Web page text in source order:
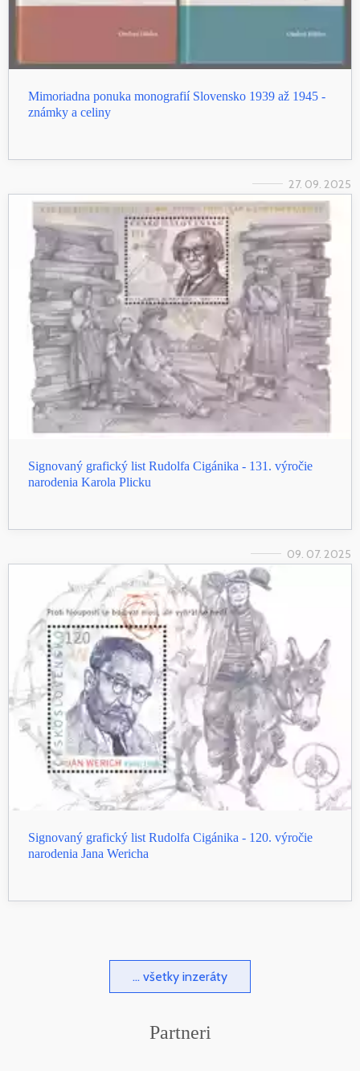
Mimoriadna ponuka monografií Slovensko 1939 až 1945 -
známky a celiny
27. 09. 2025
Signovaný grafický list Rudolfa Cigánika - 131. výročie
narodenia Karola Plicku
09. 07. 2025
Signovaný grafický list Rudolfa Cigánika - 120. výročie
narodenia Jana Wericha
... všetky inzeráty
Partneri